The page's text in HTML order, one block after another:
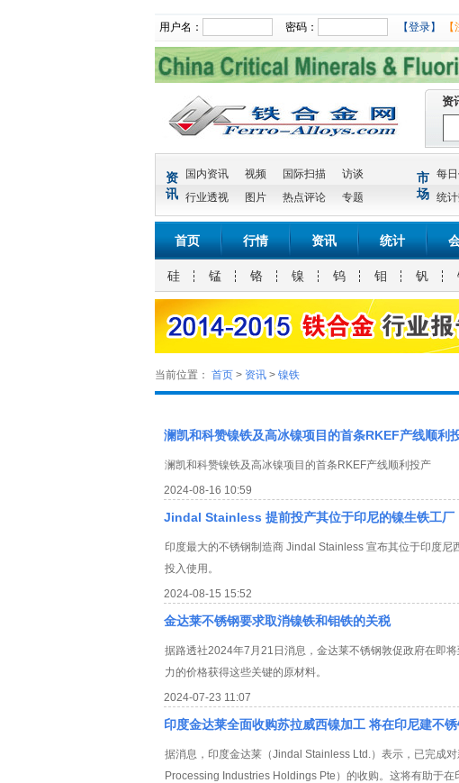
用户名： 密码： 【登录】
资
资
讯
国内资讯 视频 国际扫描
访谈
行业透视
图片 热点评论 专题
市
场
每
统
首页 行情 资讯 统计
硅 锰 铬 镍 钨 钼 钒
当前位置： 首页 > 资讯 > 镍铁
澜凯和科赞镍铁及高冰镍项目的首条RKEF产线顺利
澜凯和科赞镍铁及高冰镍项目的首条RKEF产线顺利投产
2024-08-16 10:59
Jindal Stainless 提前投产其位于印尼的镍生铁工厂
印度最大的不锈钢制造商 Jindal Stainless 宣布其位于印度
投入使用。
2024-08-15 15:52
金达莱不锈钢要求取消镍铁和钼铁的关税
据路透社2024年7月21日消息，金达莱不锈钢敦促政府在即
力的价格获得这些关键的原材料。
2024-07-23 11:07
印度金达莱全面收购苏拉威西镍加工 将在印尼建不
据消息，印度金达莱（Jindal Stainless Ltd.）表示，已完成
Processing Industries Holdings Pte）的收购。这将有助于